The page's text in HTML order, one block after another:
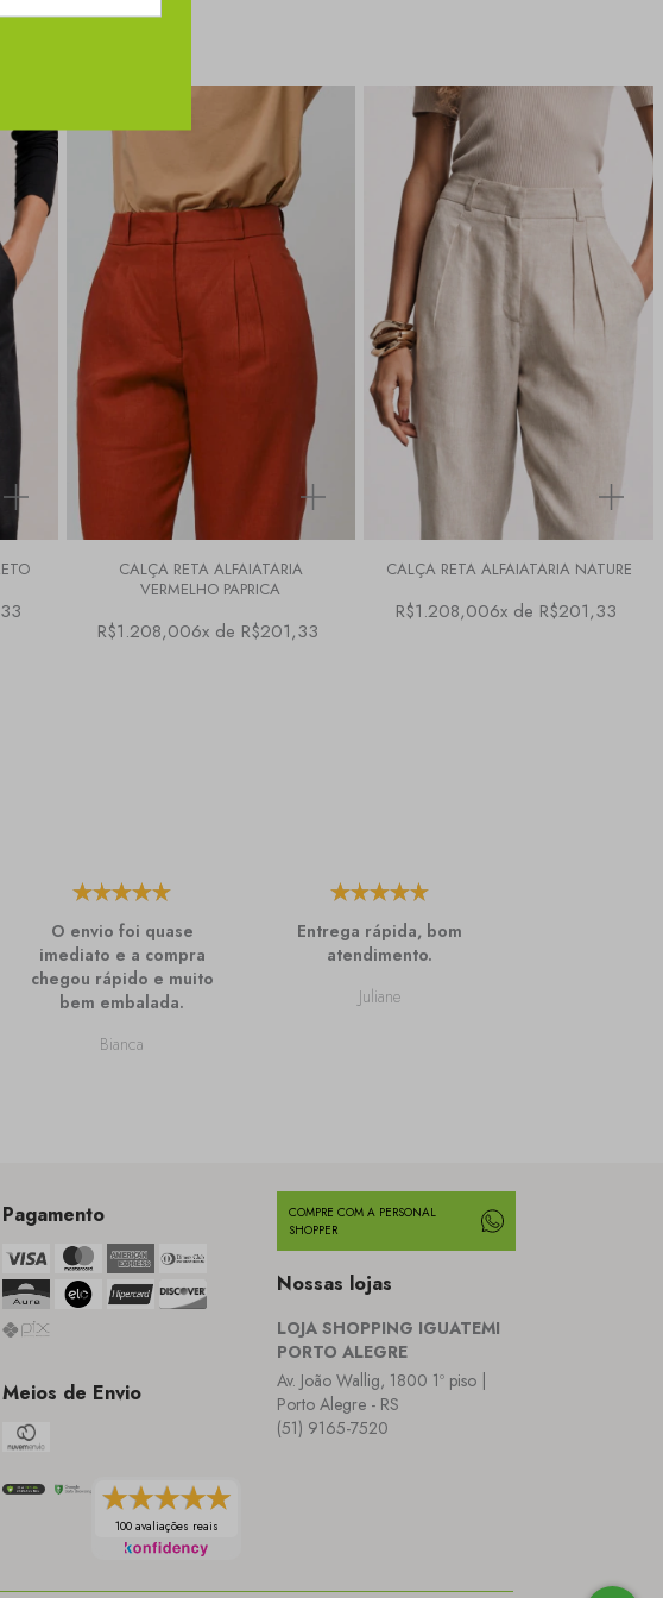
CALÇA RETA ALFAIATARIA
VERMELHO PAPRICA
R$1.208,006x de R$201,33
CALÇA RETA ALFAIATARIA NATURE
R$1.208,006x de R$201,33
O envio foi quase
imediato e a compra
chegou rápido e muito
bem embalada.
Bianca
Entrega rápida, bom
atendimento.
Juliane
Pagamento
Meios de Envio
100 avaliações reais
COMPRE COM A PERSONAL
SHOPPER
Nossas lojas
LOJA SHOPPING IGUATEMI
PORTO ALEGRE
Av. João Wallig, 1800 1º piso |
Porto Alegre - RS
(51) 9165-7520